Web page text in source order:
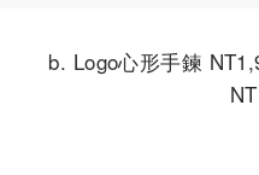
b. Logo心形手鍊